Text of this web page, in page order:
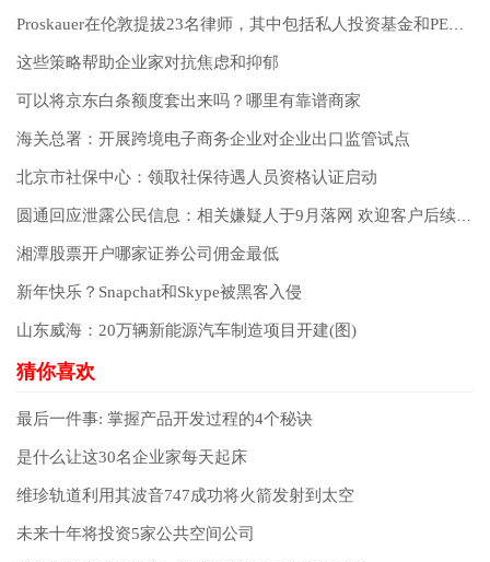
Proskauer在伦敦提拔23名律师，其中包括私人投资基金和PE团队的三个合伙人
这些策略帮助企业家对抗焦虑和抑郁
可以将京东白条额度套出来吗？哪里有靠谱商家
海关总署：开展跨境电子商务企业对企业出口监管试点
北京市社保中心：领取社保待遇人员资格认证启动
圆通回应泄露公民信息：相关嫌疑人于9月落网 欢迎客户后续举报
湘潭股票开户哪家证券公司佣金最低
新年快乐？Snapchat和Skype被黑客入侵
山东威海：20万辆新能源汽车制造项目开建(图)
最后一件事: 掌握产品开发过程的4个秘诀
是什么让这30名企业家每天起床
维珍轨道利用其波音747成功将火箭发射到太空
未来十年将投资5家公共空间公司